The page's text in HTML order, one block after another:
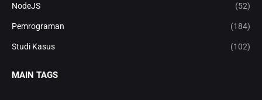
NodeJS (52)
Pemrograman (184)
Studi Kasus (102)
MAIN TAGS